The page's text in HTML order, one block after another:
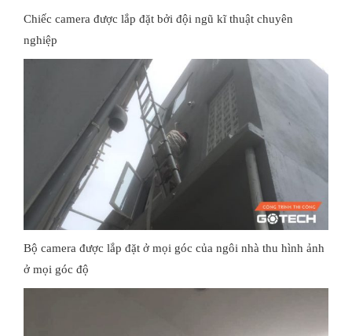
Chiếc camera được lắp đặt bởi đội ngũ kĩ thuật chuyên
nghiệp
Bộ camera được lắp đặt ở mọi góc của ngôi nhà thu hình ảnh
ở mọi góc độ